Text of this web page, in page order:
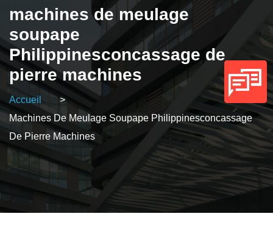
machines de meulage
soupape
Philippinesconcassage de
pierre machines
Accueil
>
Machines De Meulage Soupape Philippinesconcassage
De Pierre Machines